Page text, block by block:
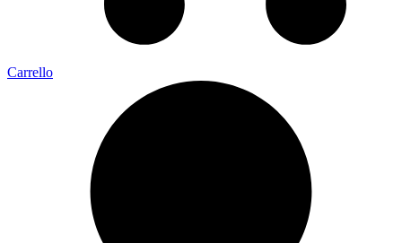
Carrello